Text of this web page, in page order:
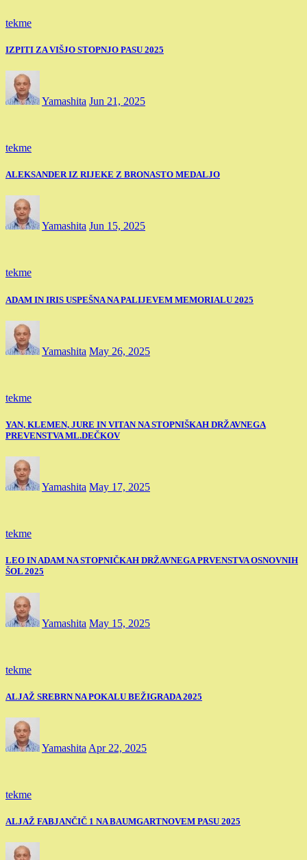
tekme
IZPITI ZA VIŠJO STOPNJO PASU 2025
Yamashita Jun 21, 2025
tekme
ALEKSANDER IZ RIJEKE Z BRONASTO MEDALJO
Yamashita Jun 15, 2025
tekme
ADAM IN IRIS USPEŠNA NA PALIJEVEM MEMORIALU 2025
Yamashita May 26, 2025
tekme
YAN, KLEMEN, JURE IN VITAN NA STOPNIŠKAH DRŽAVNEGA
PREVENSTVA ML.DEČKOV
Yamashita May 17, 2025
tekme
LEO IN ADAM NA STOPNIČKAH DRŽAVNEGA PRVENSTVA OSNOVNIH
ŠOL 2025
Yamashita May 15, 2025
tekme
ALJAŽ SREBRN NA POKALU BEŽIGRADA 2025
Yamashita Apr 22, 2025
tekme
ALJAŽ FABJANČIČ 1 NA BAUMGARTNOVEM PASU 2025